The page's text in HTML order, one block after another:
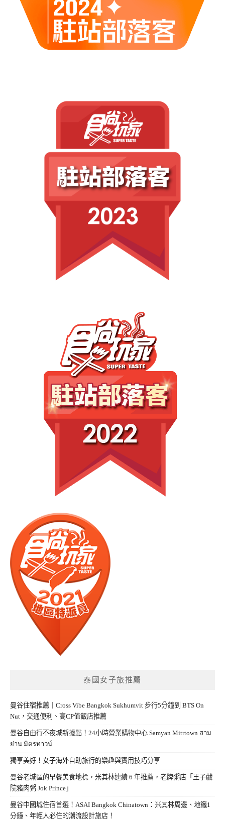
泰國女子旅推薦
曼谷住宿推薦｜Cross Vibe Bangkok Sukhumvit 步行5分鐘到 BTS On
Nut，交通便利、高CP值飯店推薦
曼谷自由行不夜城新據點！24小時營業購物中心 Samyan Mitrtown สาม
ย่าน มิตรทาวน์
獨享美好！女子海外自助旅行的樂趣與實用技巧分享
曼谷老城區的早餐美食地標，米其林連續 6 年推薦，老牌粥店「王子戲
院豬肉粥 Jok Prince」
曼谷中國城住宿首選！ASAI Bangkok Chinatown：米其林周邊、地鐵1
分鐘、年輕人必住的潮流設計旅店！